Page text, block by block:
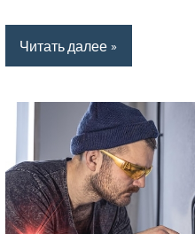
Читать далее